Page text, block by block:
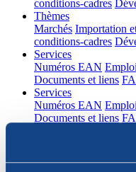
conditions-cadres
Thèmes(current)
Marchés Importation
conditions-cadres
Services(current)
Numéros EAN
Documents et liens
Services(current)
Numéros EAN
Documents et liens
FR